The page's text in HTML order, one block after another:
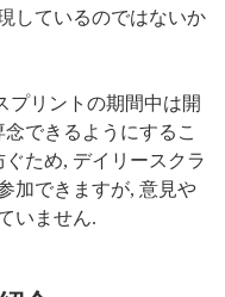
しているのではないか
プリントの期間中は開
できるようにするこ
ため, デイリースクラ
加できますが, 意見や
いません.